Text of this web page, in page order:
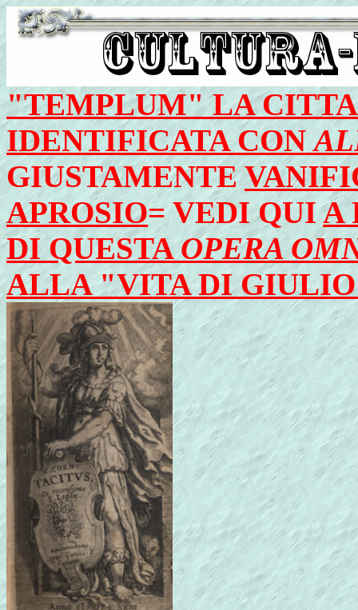
"TEMPLUM" LA
IDENTIFICATA CON
GIUSTAMENTE
APROSIO= VEDI QUIA
DI QUESTAOPERA
ALLA "VITA DI